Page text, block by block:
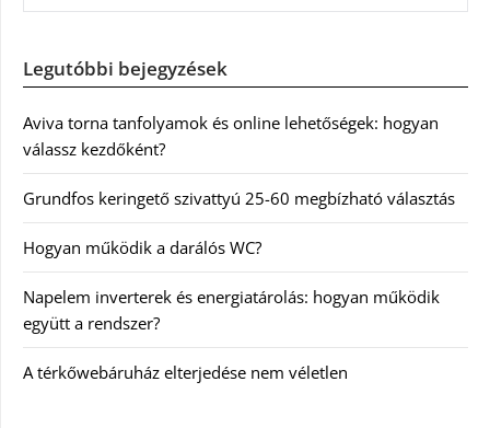
Legutóbbi bejegyzések
Aviva torna tanfolyamok és online lehetőségek: hogyan
válassz kezdőként?
Grundfos keringető szivattyú 25-60 megbízható választás
Hogyan működik a darálós WC?
Napelem inverterek és energiatárolás: hogyan működik
együtt a rendszer?
A térkőwebáruház elterjedése nem véletlen